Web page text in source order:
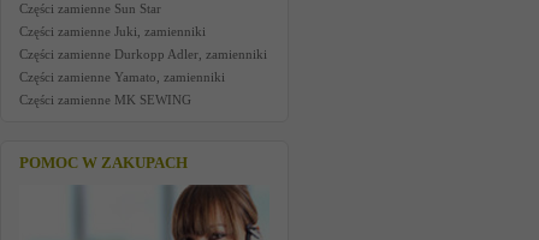
Części zamienne Sun Star
Części zamienne Juki, zamienniki
Części zamienne Durkopp Adler, zamienniki
Części zamienne Yamato, zamienniki
Części zamienne MK SEWING
POMOC W ZAKUPACH